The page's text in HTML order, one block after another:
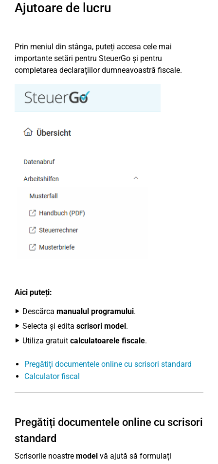
Ajutoare de lucru
Prin meniul din stânga, puteți accesa cele mai
importante setări pentru SteuerGo și pentru
completarea declarațiilor dumneavoastră fiscale.
Aici puteți:
Descărca manualul programului.
Selecta și edita scrisori model.
Utiliza gratuit calculatoarele fiscale.
Pregătiți documentele online cu scrisori standard
Calculator fiscal
Pregătiți documentele online cu scrisori
standard
Scrisorile noastre model vă ajută să formulați